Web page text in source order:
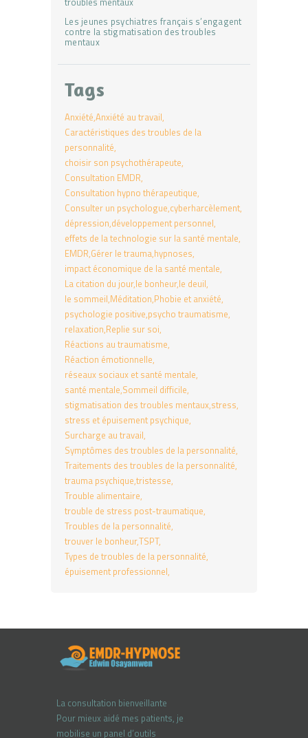
Les jeunes psychiatres français s’engagent
contre la stigmatisation des troubles
mentaux
Tags
Anxiété Anxiété au travail
Caractéristiques des troubles de la
personnalité
choisir son psychothérapeute
Consultation EMDR
Consultation hypno thérapeutique
Consulter un psychologue cyberharcèlement
dépression développement personnel
effets de la technologie sur la santé mentale
EMDR Gérer le trauma hypnoses
impact économique de la santé mentale
La citation du jour le bonheur le deuil
le sommeil Méditation Phobie et anxiété
psychologie positive psycho traumatisme
relaxation Replie sur soi
Réactions au traumatisme
Réaction émotionnelle
réseaux sociaux et santé mentale
santé mentale Sommeil difficile
stigmatisation des troubles mentaux stress
stress et épuisement psychique
Surcharge au travail
Symptômes des troubles de la personnalité
Traitements des troubles de la personnalité
trauma psychique tristesse
Trouble alimentaire
trouble de stress post-traumatique
Troubles de la personnalité
trouver le bonheurTSPT
Types de troubles de la personnalité
épuisement professionnel
La consultation bienveillante
Pour mieux aidé mes patients, je
mobilise un panel d’outils